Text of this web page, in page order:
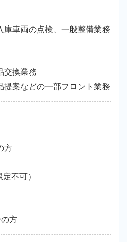
庫車両の点検、一般整備業務
交換業務
提案などの一部フロント業務
方
不可）
方